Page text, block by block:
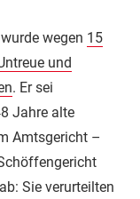
wegen 15
und
. Er sei
Jahre alte
Amtsgericht –
Sie verurteilten